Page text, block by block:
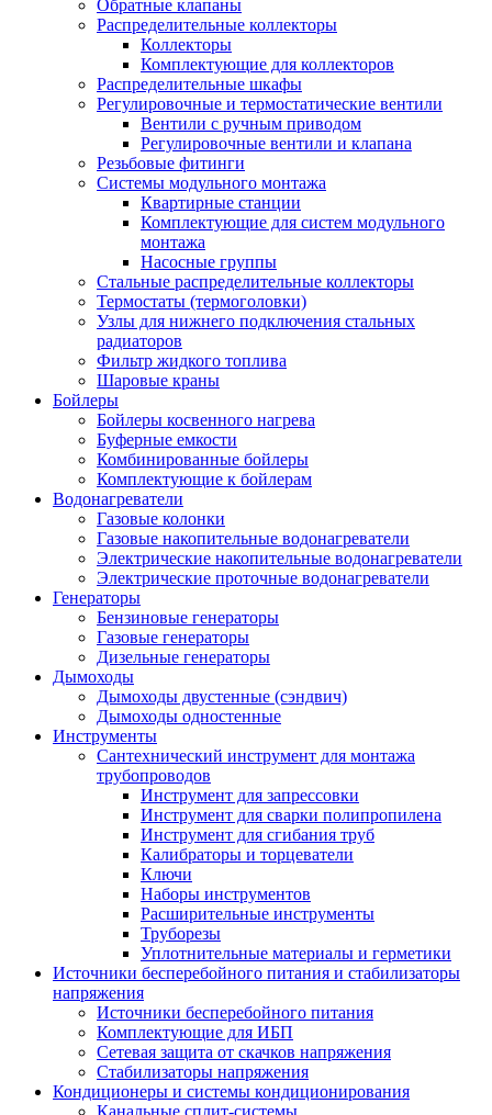
Обратные клапаны
Распределительные коллекторы
Коллекторы
Комплектующие для коллекторов
Распределительные шкафы
Регулировочные и термостатические вентили
Вентили с ручным приводом
Регулировочные вентили и клапана
Резьбовые фитинги
Системы модульного монтажа
Квартирные станции
Комплектующие для систем модульного
монтажа
Насосные группы
Стальные распределительные коллекторы
Термостаты (термоголовки)
Узлы для нижнего подключения стальных
радиаторов
Фильтр жидкого топлива
Шаровые краны
Бойлеры
Бойлеры косвенного нагрева
Буферные емкости
Комбинированные бойлеры
Комплектующие к бойлерам
Водонагреватели
Газовые колонки
Газовые накопительные водонагреватели
Электрические накопительные водонагреватели
Электрические проточные водонагреватели
Генераторы
Бензиновые генераторы
Газовые генераторы
Дизельные генераторы
Дымоходы
Дымоходы двустенные (сэндвич)
Дымоходы одностенные
Инструменты
Сантехнический инструмент для монтажа
трубопроводов
Инструмент для запрессовки
Инструмент для сварки полипропилена
Инструмент для сгибания труб
Калибраторы и торцеватели
Ключи
Наборы инструментов
Расширительные инструменты
Труборезы
Уплотнительные материалы и герметики
Источники бесперебойного питания и стабилизаторы
напряжения
Источники бесперебойного питания
Комплектующие для ИБП
Сетевая защита от скачков напряжения
Стабилизаторы напряжения
Кондиционеры и системы кондиционирования
Канальные сплит-системы